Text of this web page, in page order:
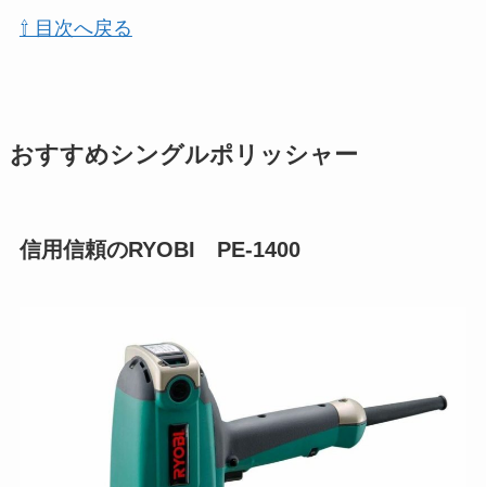
⇧ 目次へ戻る
おすすめシングルポリッシャー
信用信頼のRYOBI PE-1400